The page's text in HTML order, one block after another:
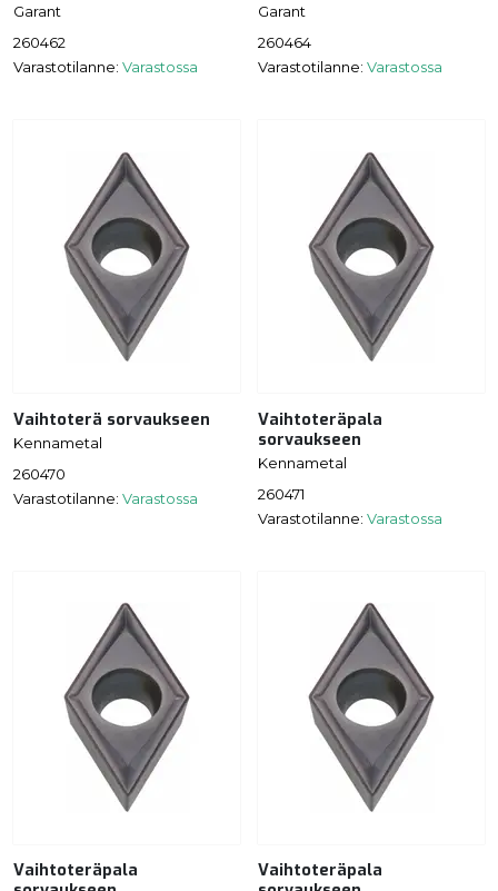
Garant
260462
Varastotilanne: Varastossa
Garant
260464
Varastotilanne: Varastossa
Vaihtoterä sorvaukseen
Kennametal
260470
Varastotilanne: Varastossa
Vaihtoteräpala
sorvaukseen
Kennametal
260471
Varastotilanne: Varastossa
Vaihtoteräpala
Vaihtoteräpala